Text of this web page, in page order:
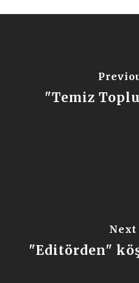
"Temiz
Next
"Editörden"